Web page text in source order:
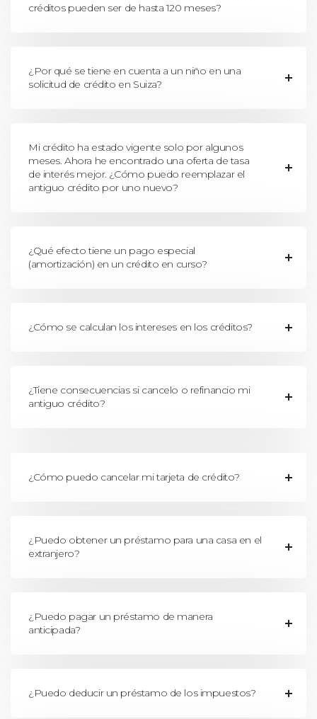
créditos pueden ser de hasta 120 meses?
¿Por qué se tiene en cuenta a un niño en una
solicitud de crédito en Suiza?
Mi crédito ha estado vigente solo por algunos
meses. Ahora he encontrado una oferta de tasa
de interés mejor. ¿Cómo puedo reemplazar el
antiguo crédito por uno nuevo?
¿Qué efecto tiene un pago especial
(amortización) en un crédito en curso?
¿Cómo se calculan los intereses en los créditos?
¿Tiene consecuencias si cancelo o refinancio mi
antiguo crédito?
¿Cómo puedo cancelar mi tarjeta de crédito?
¿Puedo obtener un préstamo para una casa en el
extranjero?
¿Puedo pagar un préstamo de manera
anticipada?
¿Puedo deducir un préstamo de los impuestos?